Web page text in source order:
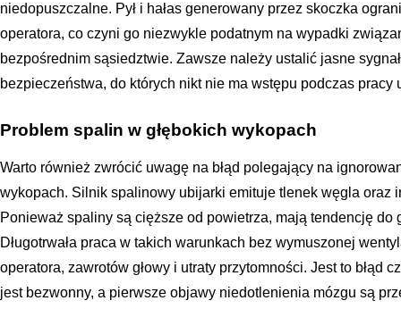
niedopuszczalne. Pył i hałas generowany przez skoczka
operatora, co czyni go niezwykle podatnym na wypadki
bezpośrednim sąsiedztwie. Zawsze należy ustalić jasne
bezpieczeństwa, do których nikt nie ma wstępu podczas pracy
Problem spalin w głębokich wykopach
Warto również zwrócić uwagę na błąd polegający na
wykopach. Silnik spalinowy ubijarki emituje tlenek węgla oraz
Ponieważ spaliny są cięższe od powietrza, mają tendencję do
Długotrwała praca w takich warunkach bez wymuszonej
operatora, zawrotów głowy i utraty przytomności. Jest to błąd
jest bezwonny, a pierwsze objawy niedotlenienia mózgu są